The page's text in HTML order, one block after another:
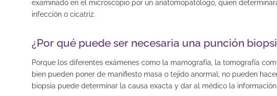
examinado en el microscopio por un anatomopatólogo, quien
infección o cicatriz.
¿Por qué puede ser necesaria una punción
Porque los diferentes exámenes como la mamografí­a, la tomografía
bien pueden poner de manifiesto masa o tejido anormal, no pueden
biopsia puede determinar la causa exacta y dar al médico la